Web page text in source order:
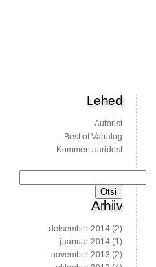
Lehed
Autorist
Best of Vabalog
Kommentaaridest
Arhiiv
detsember 2014 (2)
jaanuar 2014 (1)
november 2013 (2)